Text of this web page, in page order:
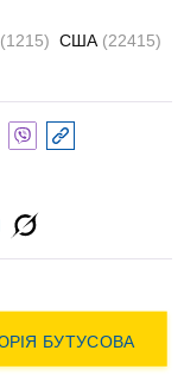
(1215) США (22415)